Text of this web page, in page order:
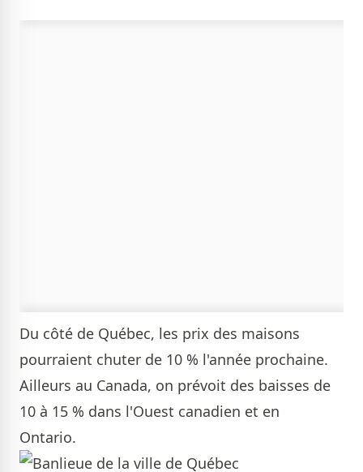
Du côté de Québec, les prix des maisons
pourraient chuter de 10 % l'année prochaine.
Ailleurs au Canada, on prévoit des baisses de
10 à 15 % dans l'Ouest canadien et en
Ontario.